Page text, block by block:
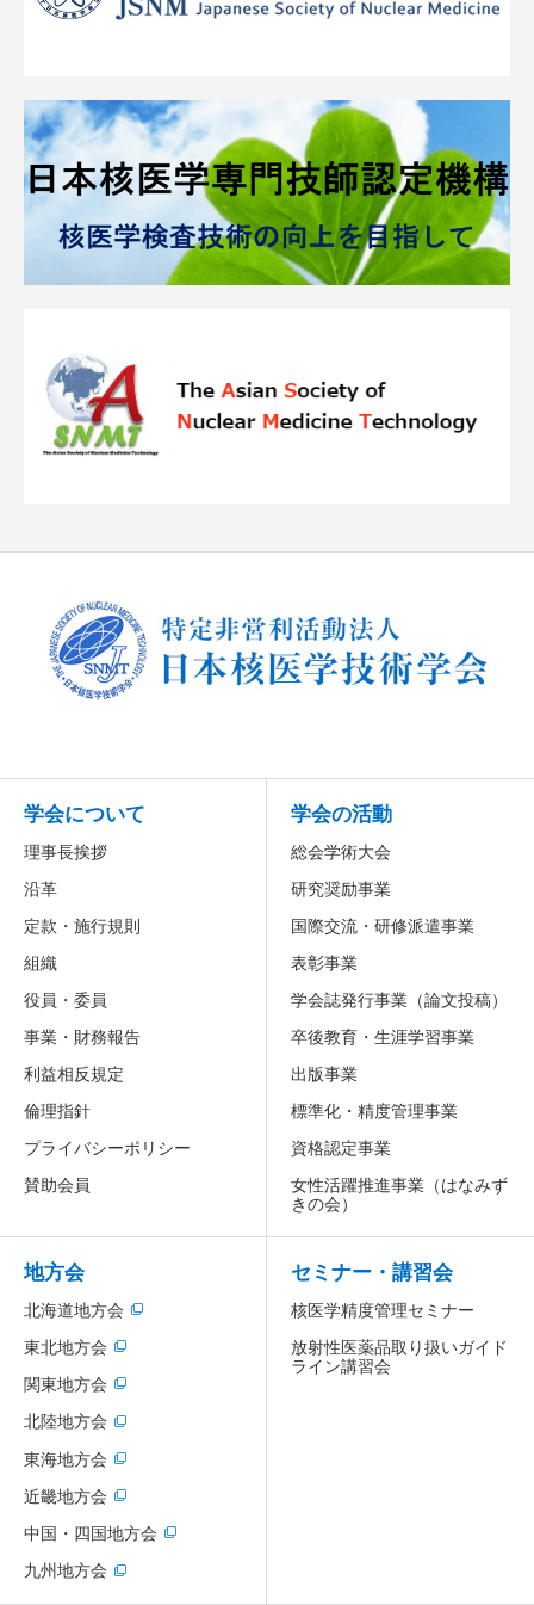
学会について
理事長挨拶
沿革
定款・施行規則
組織
役員・委員
事業・財務報告
利益相反規定
倫理指針
プライバシーポリシー
賛助会員
学会の活動
総会学術大会
研究奨励事業
国際交流・研修派遣事業
表彰事業
学会誌発行事業（論文投稿）
卒後教育・生涯学習事業
出版事業
標準化・精度管理事業
資格認定事業
女性活躍推進事業 （はなみず
きの会）
地方会
北海道地方会
東北地方会
関東地方会
北陸地方会
東海地方会
近畿地方会
中国・四国地方会
九州地方会
セミナー・講習会
核医学精度管理セミナー
放射性医薬品取り扱いガイド
ライン講習会